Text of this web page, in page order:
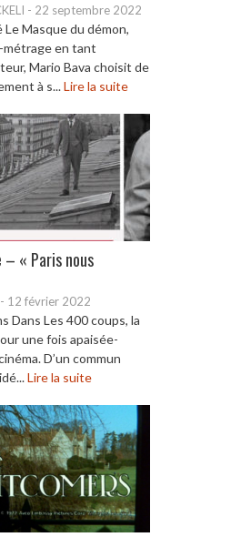
- 22 septembre 2022
Masque du démon,
métrage en tant
Mario Bava choisit de
à s...Lire la suite
– « Paris nous
- 12 février 2022
Dans Les 400 coups, la
une fois apaisée-
D’un commun
Lire la suite